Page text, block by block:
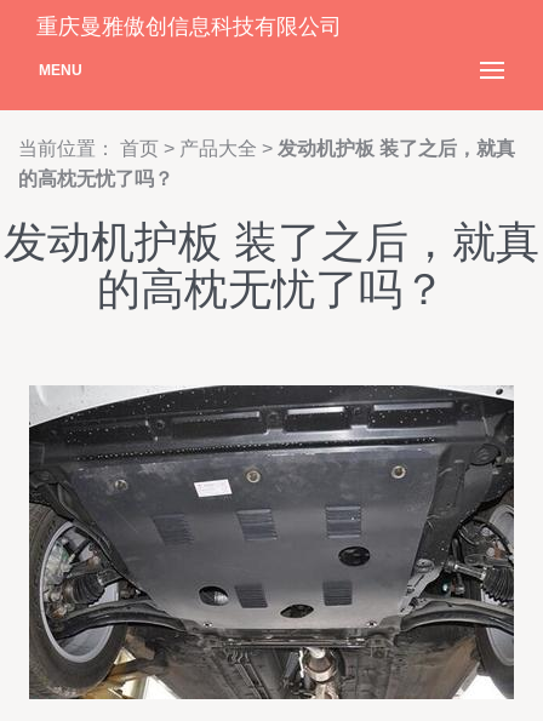
重庆曼雅傲创信息科技有限公司
MENU
当前位置： 首页 > 产品大全 > 发动机护板 装了之后，就真
的高枕无忧了吗？
发动机护板 装了之后，就真
的高枕无忧了吗？